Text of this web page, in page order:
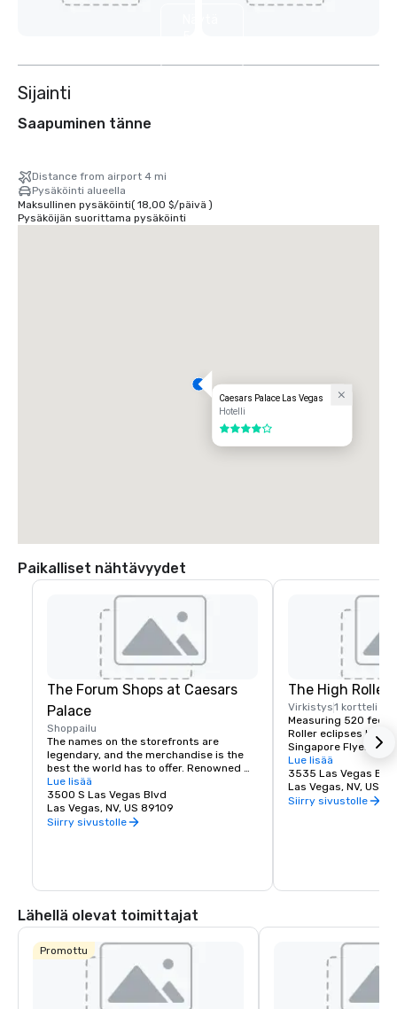
Sijainti
Saapuminen tänne
Distance from airport 4 mi
Pysäköinti alueella
Maksullinen pysäköinti( 18,00 $/päivä )
Pysäköijän suorittama pysäköinti
Caesars Palace Las Vegas
Hotelli
4 / 5
Paikalliset nähtävyydet
The Forum Shops at Caesars
Palace
Shoppailu
The names on the storefronts are
legendary, and the merchandise is the
best the world has to offer. Renowned
for its upscale stores and specialty
boutiques such as Gucci, Louis Vuitton,
Harry Winston and Christian Dior, The
Forum Shops at Caesars completes the
Lue lisää
3500 S Las Vegas Blvd
Las Vegas, NV, US 89109
Siirry sivustolle
The High Roller
Virkistys1 kortteli
Measuring 520 feet
Roller eclipses both
Singapore Flyer.
parallel to Las
wheel takes 30
full revolution and
enclosed cabins
Lue lisää
3535 Las Vegas
Las Vegas, NV, US
Siirry sivustolle
Lähellä olevat toimittajat
Promottu